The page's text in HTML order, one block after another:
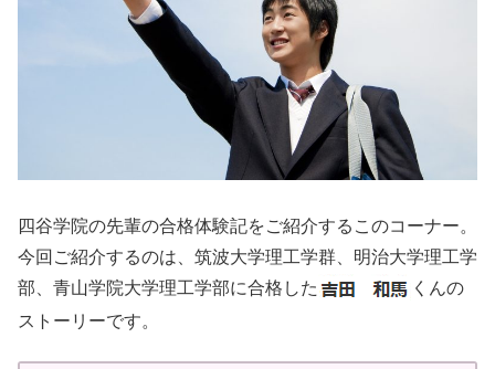
四谷学院の先輩の合格体験記をご紹介するこのコーナー。
今回ご紹介するのは、筑波大学理工学群、明治大学理工学
部、青山学院大学理工学部に合格した
くんの
ストーリーです。